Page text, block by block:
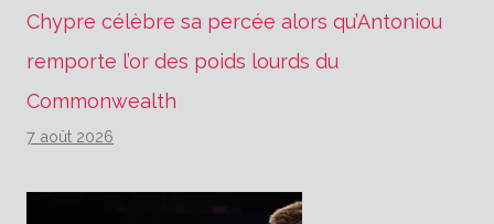
Chypre célèbre sa percée alors qu’Antoniou
remporte l’or des poids lourds du
Commonwealth
7 août 2026